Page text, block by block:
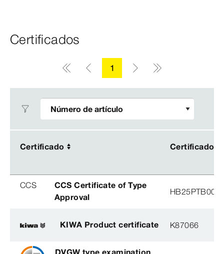
Certificados
1
Certificado Certificado
Certificado Certificado
CCS
CCS Certificate of Type
Approval
KIWA Product certificate K87066